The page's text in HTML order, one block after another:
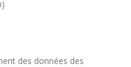
des données des